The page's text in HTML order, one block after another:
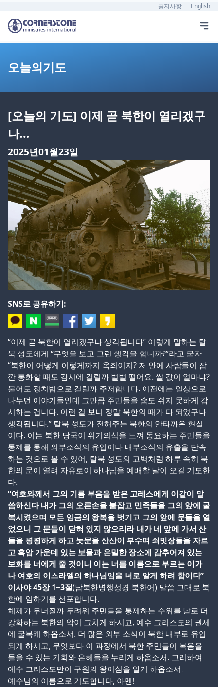
공지사항 English
오늘의기도
[오늘의 기도] 이제 곧 북한이 열리겠구
나…
2025년01월23일
SNS로 공유하기:
“이제 곧 북한이 열리겠구나 생각됩니다” 이렇게 말하는 탈
북 성도에게 “무엇을 보고 그런 생각을 합니까?”라고 묻자
“북한이 어떻게 이렇게까지 옥죄이지? 저 안에 사람들이 잠
깐 통화할 때도 감시에 걸릴까 벌벌 떨어요. 쌀 값이 얼마냐?
물어도 정치범으로 걸릴까 주저합니다. 이전에는 일상으로
나누던 이야기들인데 그만큼 주민들을 숨도 쉬지 못하게 감
시하는 겁니다. 이런 걸 보니 정말 북한의 때가 다 되었구나
생각됩니다.” 탈북 성도가 전해주는 북한의 안타까운 현실
이다. 이는 북한 당국이 위기의식을 느껴 동요하는 주민들을
통제를 통해 외부소식의 유입이나 내부소식의 유출을 단속
하는 것으로 볼 수 있어, 탈북 성도의 고백처럼 하루 속히 북
한의 문이 열려 자유로이 하나님을 예배할 날이 오길 기도한
다.
“여호와께서 그의 기름 부음을 받은 고레스에게 이같이 말
씀하신다 내가 그의 오른손을 붙잡고 민족들을 그의 앞에 굴
복시켰으며 모든 임금의 왕복을 벗기고 그의 앞에 문들을 열
었으니 그 문들이 닫혀 있지 않으리라 내가 네 앞에 가서 산
들을 평평하게 하고 놋문을 산산이 부수며 쇠빗장들을 자르
고 흑암 가운데 있는 보물과 은밀한 장소에 감추어져 있는
보화를 너에게 줄 것이니 이는 너를 이름으로 부르는 이가
나 여호와 이스라엘의 하나님임을 너로 알게 하려 함이다”
이사야 45장 1~3절(남북한병행성경 북한어) 말씀 그대로 북
한에 임하기를 선포합니다.
체제가 무너질까 두려워 주민들을 통제하는 수위를 날로 더
강화하는 북한의 악이 그치게 하시고, 예수 그리스도의 권세
에 굴복케 하옵소서. 더 많은 외부 소식이 북한 내부로 유입
되게 하시고, 무엇보다 이 과정에서 북한 주민들이 복음을
들을 수 있는 기회와 은혜들을 누리게 하옵소서. 그리하여
예수 그리스도만이 구원의 왕이심을 알게 하옵소서.
예수님의 이름으로 기도합니다, 아멘!